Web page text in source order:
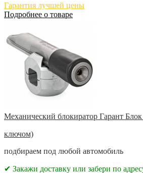
Гарантия лучшей цены
Подробнее о товаре
Механический блокиратор Гарант
ключом)
подбираем под любой автомобиль
✔ Закажи доставку или забери по